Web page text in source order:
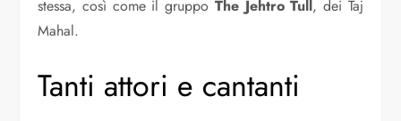
stessa, così come il gruppo The Jehtro Tull, dei Taj
Mahal.
Tanti attori e cantanti